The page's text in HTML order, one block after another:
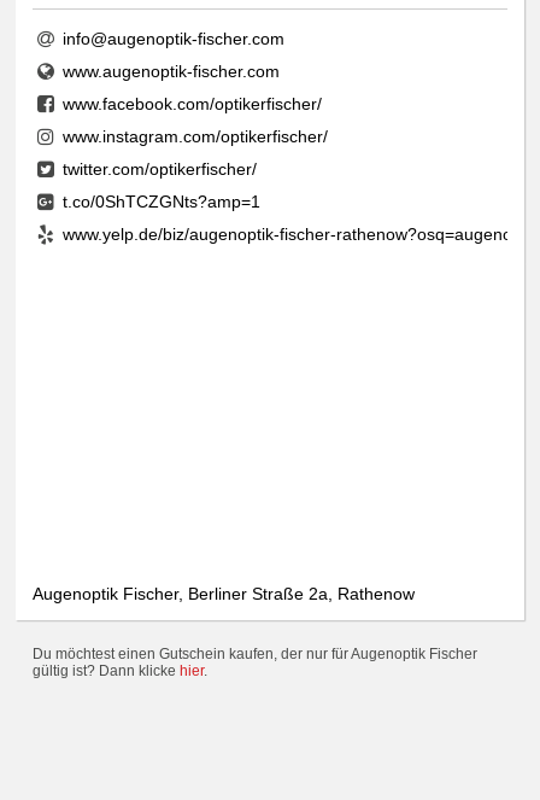
info@augenoptik-fischer.com
www.augenoptik-fischer.com
www.facebook.com/optikerfischer/
www.instagram.com/optikerfischer/
twitter.com/optikerfischer/
t.co/0ShTCZGNts?amp=1
www.yelp.de/biz/augenoptik-fischer-
Augenoptik Fischer, Berliner Straße 2a, Rathenow
Du möchtest einen Gutschein kaufen, der nur für Augenoptik Fischer
gültig ist? Dann klicke hier.